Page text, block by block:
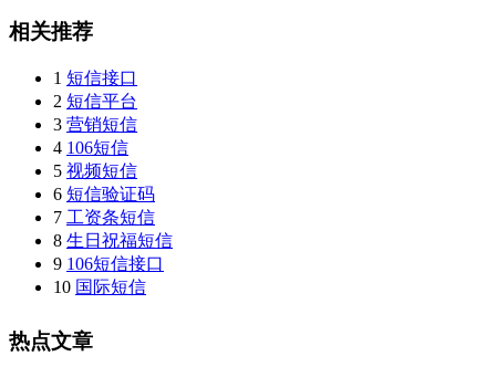
相关推荐
1 短信接口
2 短信平台
3 营销短信
4 106短信
5 视频短信
6 短信验证码
7 工资条短信
8 生日祝福短信
9 106短信接口
10 国际短信
热点文章